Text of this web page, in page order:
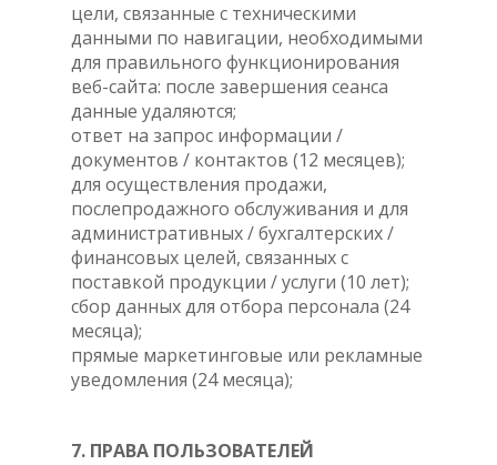
цели, связанные с техническими
данными по навигации, необходимыми
для правильного функционирования
веб-сайта: после завершения сеанса
данные удаляются;
ответ на запрос информации /
документов / контактов (12 месяцев);
для осуществления продажи,
послепродажного обслуживания и для
административных / бухгалтерских /
финансовых целей, связанных с
поставкой продукции / услуги (10 лет);
сбор данных для отбора персонала (24
месяца);
прямые маркетинговые или рекламные
уведомления (24 месяца);
7. ПРАВА ПОЛЬЗОВАТЕЛЕЙ